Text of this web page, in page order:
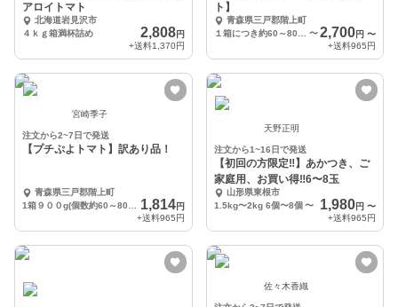
アロイトマト
北海道岩見沢市
４ｋｇ箱満杯詰め
2,808円
+送料1,370円
ト】
青森県三戸郡階上町
〜2,700円 〜
+送料965円
宮崎季子
注文から2~7日で発送
【プチぷよトマト】訳あり品！
青森県三戸郡階上町
1,814円
+送料965円
天野正明
注文から1~16日で発送
【初回の方限定‼︎】あかつき、ご
家庭用、お買い得‼︎6〜8玉
山形県東根市
1.5kg〜2kg 6個〜8個 〜 1,980円 〜
+送料965円
佐々木香織